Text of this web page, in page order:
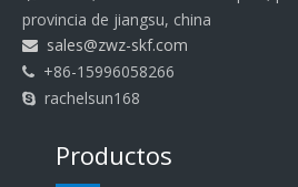
provincia de jiangsu, china
 sales@zwz-skf.com
 +86-15996058266
 rachelsun168
Productos